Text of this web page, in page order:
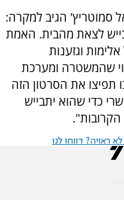
סמוטריץ' הגיב למקרה:
לצאת מהבית. האמת
וגזענות
שהמשטרה ומערכת
תפיצו את הסרטון הזה
כדי שהוא יתבייש
ראויה? דווחו לנו